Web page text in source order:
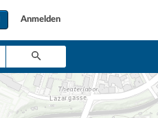
Anmelden